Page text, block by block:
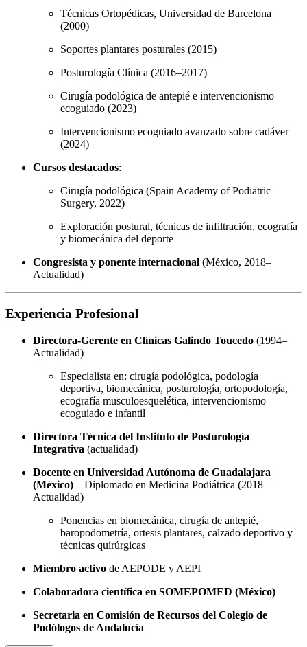
Técnicas Ortopédicas, Universidad de Barcelona
(2000)
Soportes plantares posturales (2015)
Posturología Clínica (2016–2017)
Cirugía podológica de antepié e intervencionismo
ecoguiado (2023)
Intervencionismo ecoguiado avanzado sobre cadáver
(2024)
Cursos destacados:
Cirugía podológica (Spain Academy of Podiatric
Surgery, 2022)
Exploración postural, técnicas de infiltración, ecografía
y biomecánica del deporte
Congresista y ponente internacional (México, 2018–
Actualidad)
Experiencia Profesional
Directora-Gerente en Clínicas Galindo Toucedo (1994–
Actualidad)
Especialista en: cirugía podológica, podología
deportiva, biomecánica, posturología, ortopodología,
ecografía musculoesquelética, intervencionismo
ecoguiado e infantil
Directora Técnica del Instituto de Posturología
Integrativa (actualidad)
Docente en Universidad Autónoma de Guadalajara
(México) – Diplomado en Medicina Podiátrica (2018–
Actualidad)
Ponencias en biomecánica, cirugía de antepié,
baropodometría, ortesis plantares, calzado deportivo y
técnicas quirúrgicas
Miembro activo de AEPODE y AEPI
Colaboradora científica en SOMEPOMED (México)
Secretaria en Comisión de Recursos del Colegio de
Podólogos de Andalucía